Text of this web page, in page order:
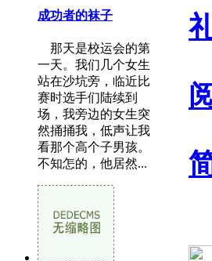
成功者的袜子
那天是校运会的第
一天。我们几个女生
站在沙坑旁，临近比
赛时选手们陆续到
场，我旁边的女生突
然捅捅我，低声让我
看那个高个子男孩。
不知怎的，他居然...